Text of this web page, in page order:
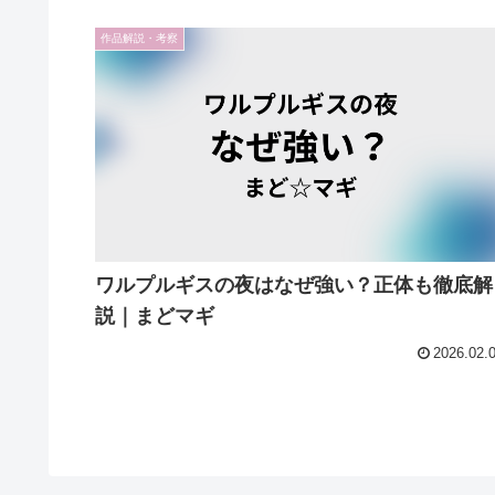
作品解説・考察
ワルプルギスの夜はなぜ強い？正体も徹底解
説｜まどマギ